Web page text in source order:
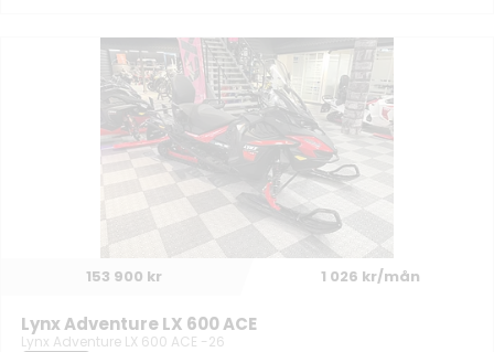
153 900 kr 1 026 kr/mån
Lynx Adventure LX 600 ACE
Lynx Adventure LX 600 ACE -26